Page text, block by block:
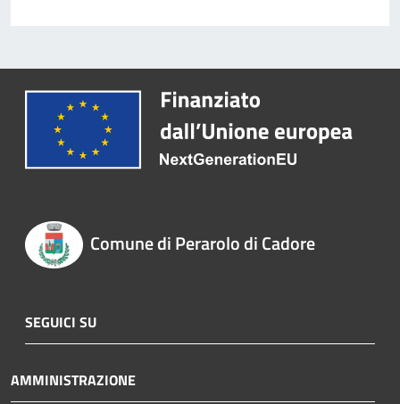
Comune di Perarolo di Cadore
SEGUICI SU
AMMINISTRAZIONE